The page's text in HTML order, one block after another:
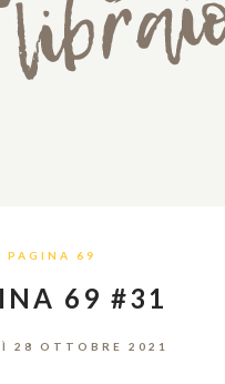
PAGINA 69
69 #31
28 OTTOBRE 2021